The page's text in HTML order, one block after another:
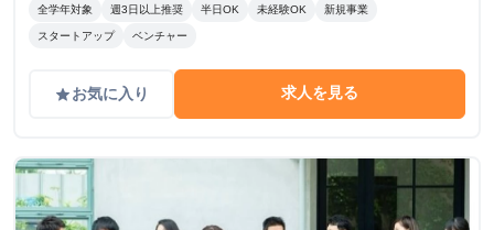
全学年対象 週3日以上推奨 半日OK 未経験OK 新規事業
スタートアップ ベンチャー
gradeお気に入り 求人を見る